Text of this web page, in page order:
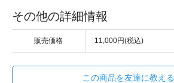
その他の詳細情報
販売価格 11,000円(税込)
この商品を友達に教える